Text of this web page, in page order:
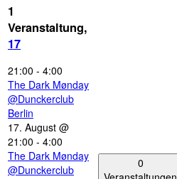
1
Veranstaltung,
17
21:00 - 4:00
The Dark Mønday
@Dunckerclub
Berlin
17. August @
21:00 - 4:00
The Dark Mønday
@Dunckerclub
0